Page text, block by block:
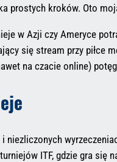
prostych kroków. Oto
w Azji czy Ameryce
się stream przy piłce
na czacie online)
ITF, gdzie gra